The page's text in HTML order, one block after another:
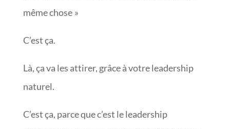
même chose »
C’est ça.
Là, ça va les attirer, grâce à votre leadership
naturel.
C’est ça, parce que c’est le leadership